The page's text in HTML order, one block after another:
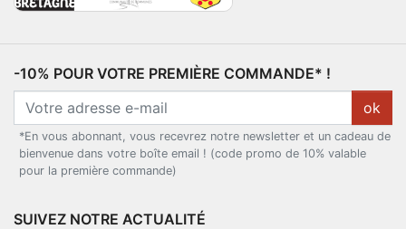
-10% POUR VOTRE PREMIÈRE COMMANDE* !
ok
*En vous abonnant, vous recevrez notre newsletter et un cadeau de
bienvenue dans votre boîte email ! (code promo de 10% valable
pour la première commande)
SUIVEZ NOTRE ACTUALITÉ